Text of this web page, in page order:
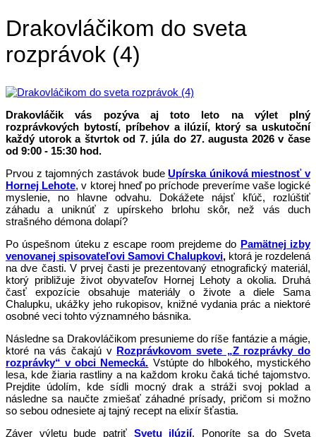
Drakovláčikom do sveta
rozprávok (4)
Drakovláčik vás pozýva aj toto leto na výlet plný
rozprávkových bytostí, príbehov a ilúzií, ktorý sa uskutoční
každý utorok a štvrtok od 7. júla do 27. augusta 2026 v čase
od 9:00 - 15:30 hod.
Prvou z tajomných zastávok budeUpírska úniková miestnosť v
Hornej Lehote, v ktorej hneď po príchode preveríme vaše logické
myslenie, no hlavne odvahu. Dokážete nájsť kľúč, rozlúštiť
záhadu a uniknúť z upírskeho brlohu skôr, než vás duch
strašného démona dolapí?
Po úspešnom úteku z escape room prejdeme do Pamätnej izby
venovanej spisovateľovi Samovi Chalupkovi, ktorá je rozdelená
na dve časti. V prvej časti je prezentovaný etnografický materiál,
ktorý približuje život obyvateľov Hornej Lehoty a okolia. Druhá
časť expozície obsahuje materiály o živote a diele Sama
Chalupku, ukážky jeho rukopisov, knižné vydania prác a niektoré
osobné veci tohto významného básnika.
Následne sa Drakovláčikom presunieme do ríše fantázie a mágie,
ktoré na vás čakajú v Rozprávkovom svete „Z rozprávky do
rozprávky“ v obci Nemecká. Vstúpte do hlbokého, mystického
lesa, kde žiaria rastliny a na každom kroku čaká tiché tajomstvo.
Prejdite údolím, kde sídli mocný drak a stráži svoj poklad a
následne sa naučte zmiešať záhadné prísady, pričom si možno
so sebou odnesiete aj tajný recept na elixír šťastia.
Záver výletu bude patriť Svetu ilúzií. Ponoríte sa do Sveta